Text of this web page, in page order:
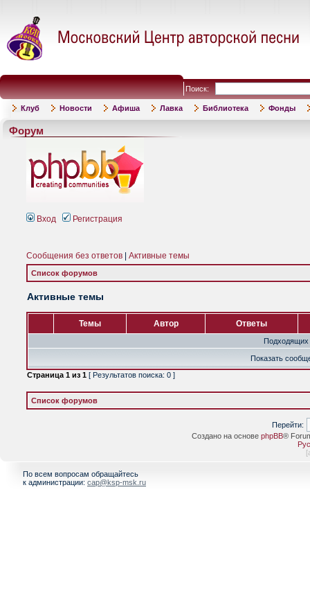
Поиск:
Клуб Новости Афиша Лавка Библиотека Фонды
Форум
Вход Регистрация
Сообщения без ответов Активные темы
Список форумов
Активные темы
Темы Автор Ответы
Подходящих
Показать
Страница 1 из 1 [ Результатов поиска: 0 ]
Список форумов
Перейти:
Создано на основе phpBB®
[
По всем вопросам обращайтесь
к администрации: cap@ksp-msk.ru